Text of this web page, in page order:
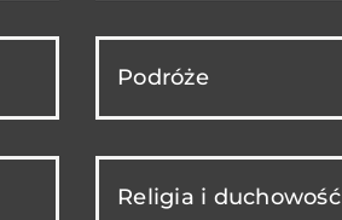
Podróże
Religia i duchowość